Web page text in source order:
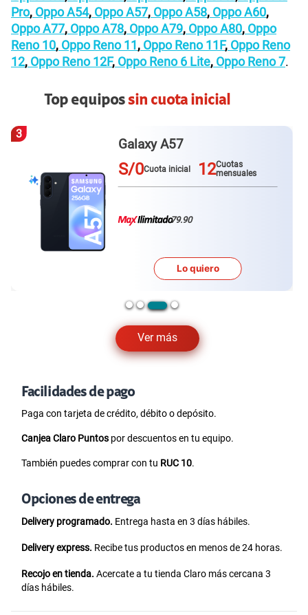
Oppo A17 Oppo A38 Oppo A40 Oppo A5,Oppo A5
Pro,Oppo A54,Oppo A57,Oppo A58,Oppo A60,
Oppo A77,Oppo A78,Oppo A79,Oppo A80,Oppo
Reno 10,Oppo Reno 11,Oppo Reno 11F,Oppo Reno
También puede interesarte
Facilidades de pago
Paga con tarjeta de crédito, débito o depósito.
Canjea Claro Puntos
También puedes comprar con tuRUC 10.
Opciones de entrega
Entrega hasta en 3 días hábiles.
Recibe tus productos en menos de 24 horas.
Acercate a tu tienda Claro más cercana 3
Preguntas frecuentes
¿Cuáles son las características del Oppo Reno
13F 5G?
¿Qué gama es el Oppo Reno 13F 5G?
¿Qué procesador tiene el Oppo Reno 13F 5G?
¿Cuántos GB de RAM tiene el Oppo Reno 13F 5G?